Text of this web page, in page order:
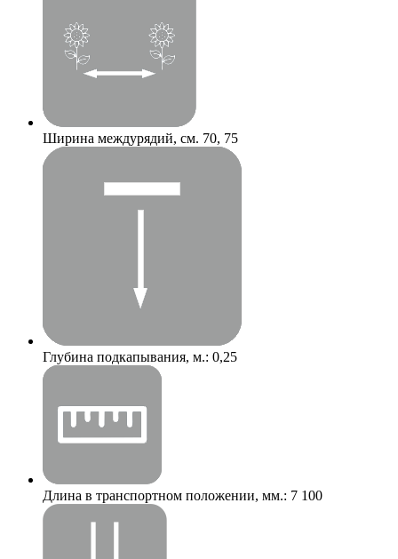
Ширина междурядий, см. 70, 75
Глубина подкапывания, м.: 0,25
Длина в транспортном положении, мм.: 7 100